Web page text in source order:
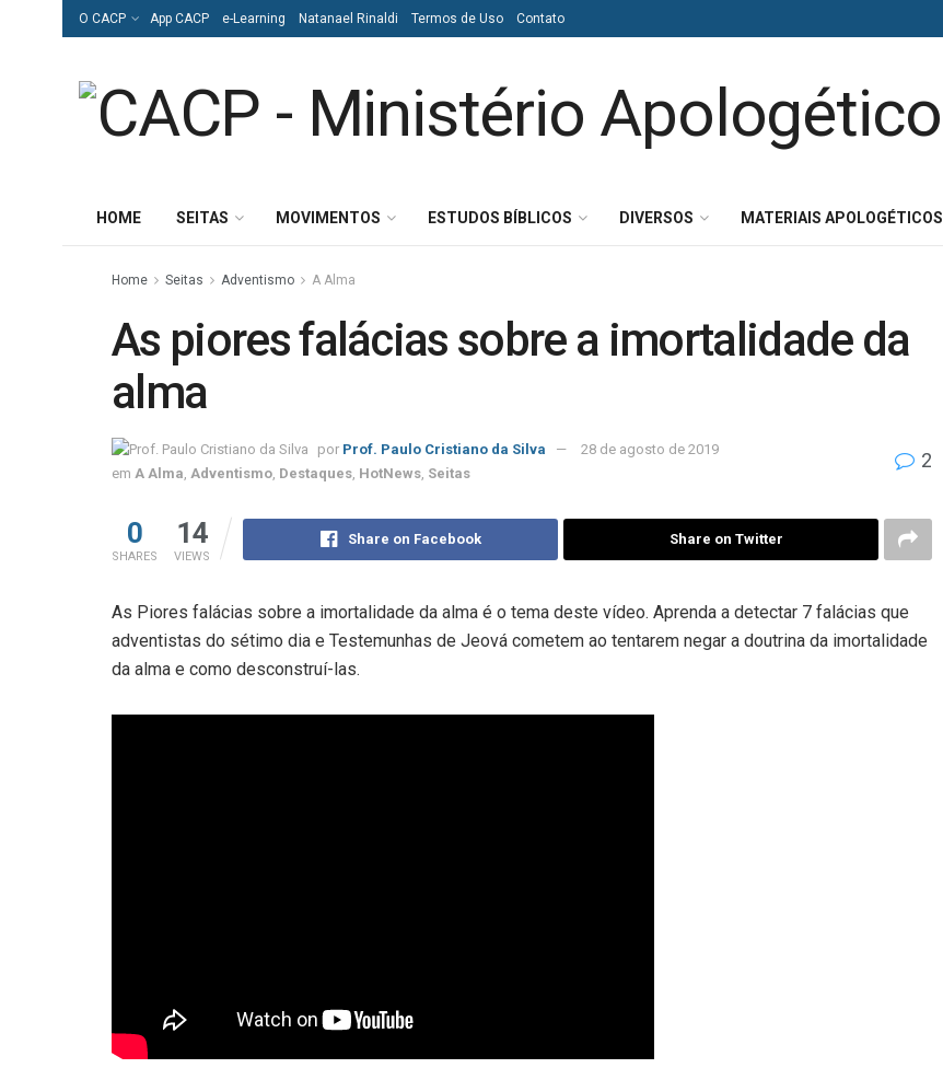
O CACP App CACP e-Learning Natanael Rinaldi Termos de Uso Contato
HOME SEITAS MOVIMENTOS ESTUDOS BÍBLICOS DIVERSOS MATERIAIS APOLOGÉTICOS
Home Seitas Adventismo A Alma
As piores falácias sobre a imortalidade da
alma
por Prof. Paulo Cristiano da Silva
28 de agosto de 2019
em A Alma, Adventismo, Destaques, HotNews, Seitas
2
0
SHARES
14
VIEWS
Share on Facebook Share on Twitter
As Piores falácias sobre a imortalidade da alma é o tema deste vídeo. Aprenda a detectar 7 falácias que
adventistas do sétimo dia e Testemunhas de Jeová cometem ao tentarem negar a doutrina da imortalidade
da alma e como desconstruí-las.